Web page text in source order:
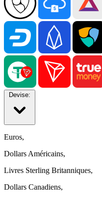
Devise:
Euros,
Dollars Américains,
Livres Sterling Britanniques,
Dollars Canadiens,